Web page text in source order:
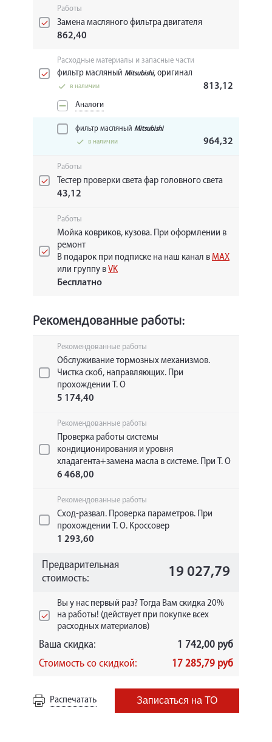
Работы
Замена масляного фильтра двигателя
862,40
Расходные материалы и запасные части
фильтр масляный Mitsubishi, оригинал
в наличии 813,12
Аналоги
фильтр масляный Mitsubishi
в наличии
964,32
Работы
Тестер проверки света фар головного света
43,12
Работы
Мойка ковриков, кузова. При оформлении в
ремонт
В подарок при подписке на наш канал вMAX
или группу вVK
Бесплатно
Рекомендованные работы:
Рекомендованные работы
Обслуживание тормозных механизмов.
Чистка скоб, направляющих. При
прохождении Т. О
5 174,40
Рекомендованные работы
Проверка работы системы
кондиционирования и уровня
хладагента+замена масла в системе. При Т. О
6 468,00
Рекомендованные работы
Сход-развал. Проверка параметров. При
прохождении Т. О. Кроссовер
1 293,60
Предварительная
стоимость:
19 027,79
Вы у нас первый раз? Тогда Вам скидка 20%
на работы! (действует при покупке всех
расходных материалов)
Ваша скидка:
1 742,00 руб
Стоимость со скидкой:
17 285,79 руб
Распечатать Записаться на ТО